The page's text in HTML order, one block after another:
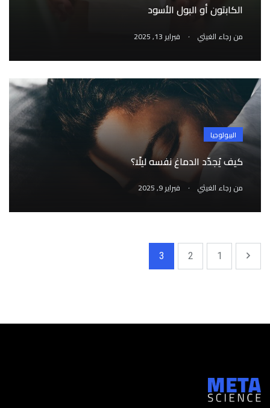
الكابتون أو البول الأسود
من رجاء الغيثي . فبراير 13, 2025
البيولوجيا
كيف يُجدّد الدماغ نفسه ليلًا؟
من رجاء الغيثي . فبراير 9, 2025
1
2
3